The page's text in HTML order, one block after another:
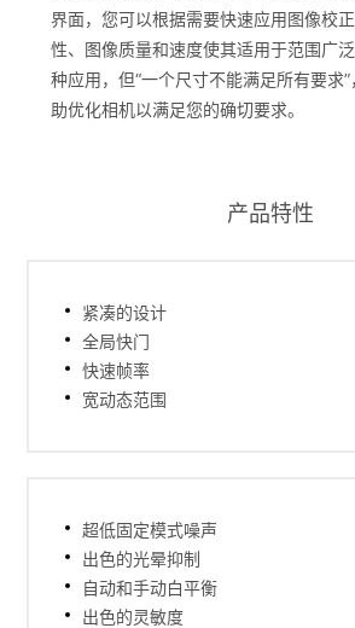
界面，您可以根据需要快速应用图像校
性、图像质量和速度使其适用于范围广
种应用，但“一个尺寸不能满足所有要求
助优化相机以满足您的确切要求。
产品特性
紧凑的设计
全局快门
快速帧率
宽动态范围
超低固定模式噪声
出色的光晕抑制
自动和手动白平衡
出色的灵敏度